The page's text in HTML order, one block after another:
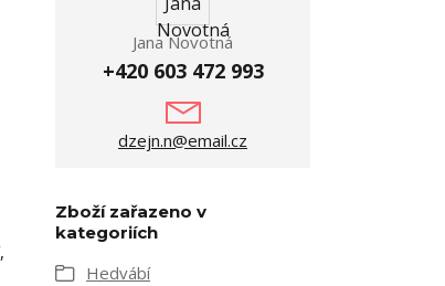
Jana Novotná
+420 603 472 993
dzejn.n@email.cz
Zboží zařazeno v
kategoriích
Hedvábí